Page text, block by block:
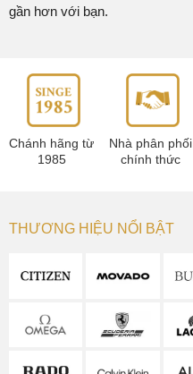
gần hơn với bạn.
Chánh hãng từ
1985
Nhà phân phối
chính thức
THƯƠNG HIỆU NỔI BẬT